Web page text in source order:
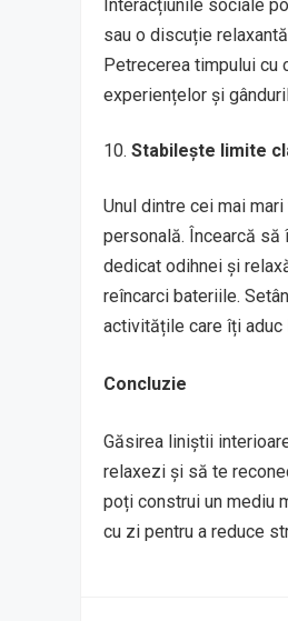
Interacțiunile sociale
sau o discuție
Petrecerea timpului cu
experiențelor și
Stabilește limite
Unul dintre cei mai
personală. Încearcă
dedicat odihnei și
reîncarci bateriile.
activitățile care îți
Concluzie
Găsirea liniștii
relaxezi și să te
poți construi un mediu
cu zi pentru a reduce